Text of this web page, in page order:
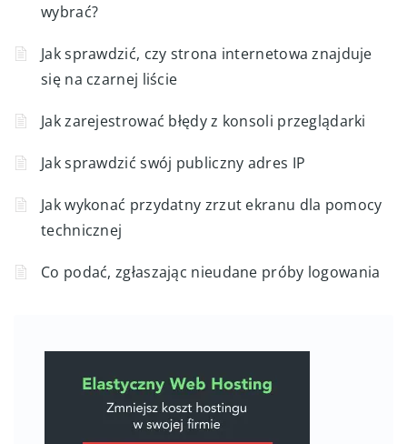
wybrać?
Jak sprawdzić, czy strona internetowa znajduje
się na czarnej liście
Jak zarejestrować błędy z konsoli przeglądarki
Jak sprawdzić swój publiczny adres IP
Jak wykonać przydatny zrzut ekranu dla pomocy
technicznej
Co podać, zgłaszając nieudane próby logowania